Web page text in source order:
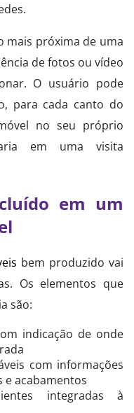
mais próxima de uma
de fotos ou vídeo
O usuário pode
para cada canto do
no seu próprio
em uma visita
em um
bem produzido vai
Os elementos que
são:
indicação de onde
com informações
acabamentos
integradas à